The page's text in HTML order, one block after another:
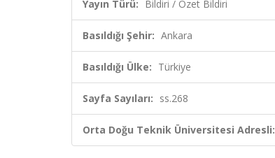
Yayın Türü: Bildiri / Özet Bildiri
Basıldığı Şehir: Ankara
Basıldığı Ülke: Türkiye
Sayfa Sayıları: ss.268
Orta Doğu Teknik Üniversitesi Adresli: